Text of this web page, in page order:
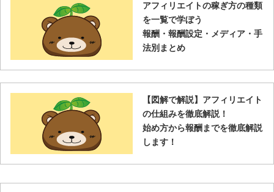
アフィリエイトの稼ぎ方の種類
を一覧で学ぼう
報酬・報酬設定・メディア・手
法別まとめ
【図解で解説】アフィリエイト
の仕組みを徹底解説！
始め方から報酬までを徹底解説
します！